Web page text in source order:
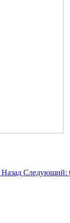
Назад Следующий: